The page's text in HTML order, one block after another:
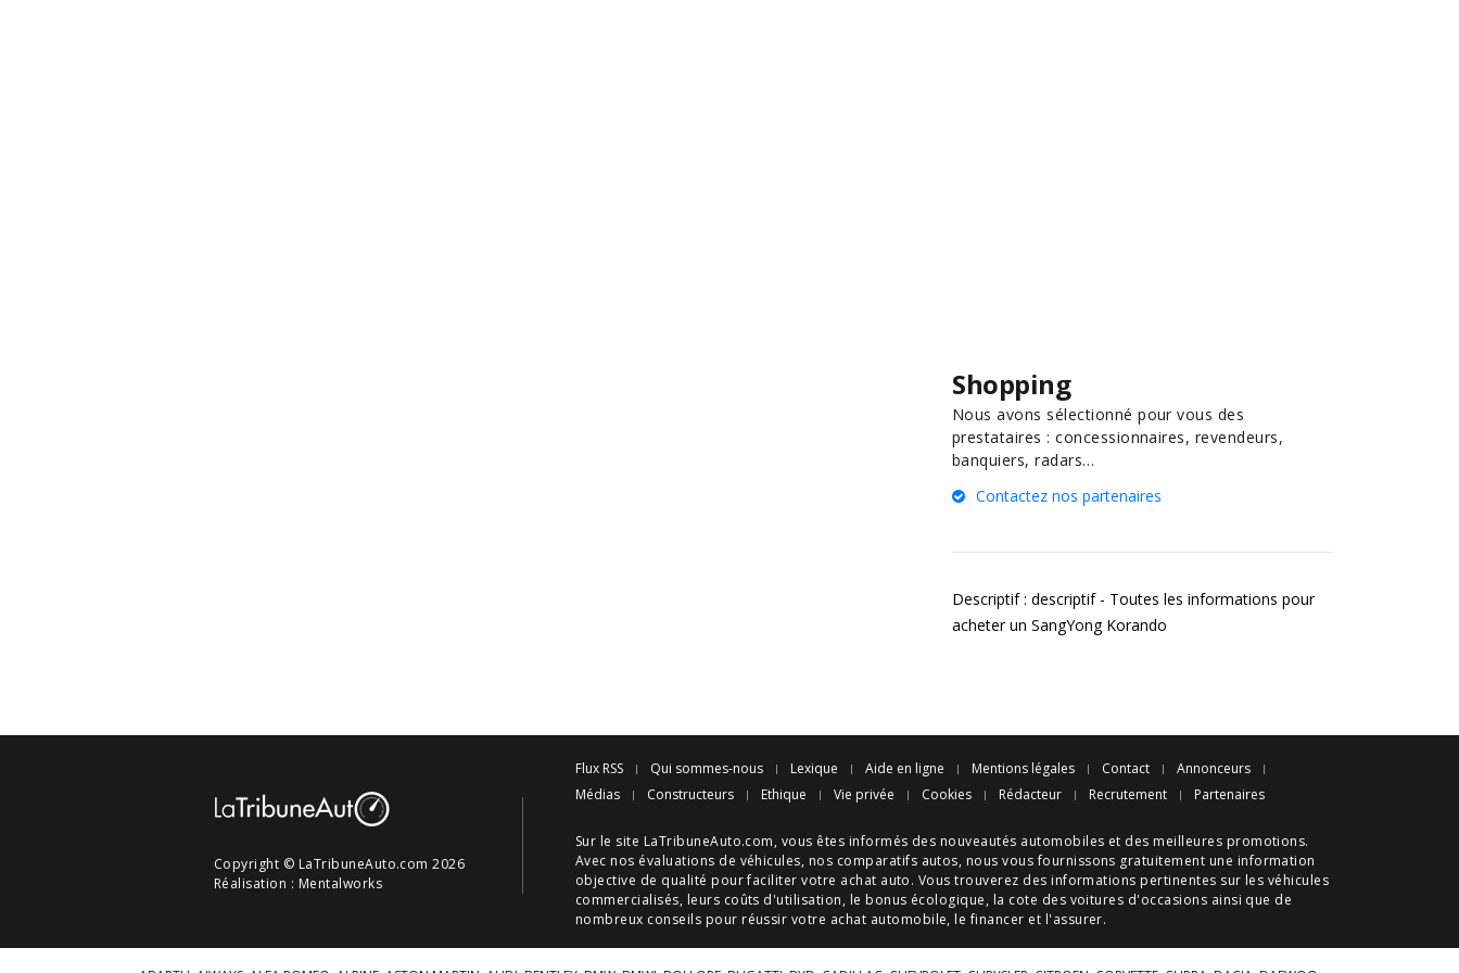
Shopping
Nous avons sélectionné pour vous des
prestataires : concessionnaires, revendeurs,
banquiers, radars…
Contactez nos partenaires
Descriptif : descriptif - Toutes les informations pour
acheter un SangYong Korando
Copyright © LaTribuneAuto.com 2026
Réalisation : Mentalworks
Flux RSS Qui sommes-nous Lexique Aide en ligne Mentions légales Contact
Annonceurs
Médias
Constructeurs Ethique Vie privée Cookies Rédacteur Recrutement Partenaires
Sur le site LaTribuneAuto.com, vous êtes informés des nouveautés automobiles et des meilleures promotions.
Avec nos évaluations de véhicules, nos comparatifs autos, nous vous fournissons gratuitement une information
objective de qualité pour faciliter votre achat auto. Vous trouverez des informations pertinentes sur les véhicules
commercialisés, leurs coûts d'utilisation, le bonus écologique, la cote des voitures d'occasions ainsi que de
nombreux conseils pour réussir votre achat automobile, le financer et l'assurer.